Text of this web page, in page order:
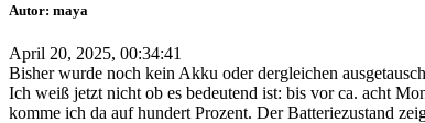
Autor: maya
April 20, 2025, 00:34:41
Bisher wurde noch kein Akku oder dergleichen
Ich weiß jetzt nicht ob es bedeutend ist: bis vor ca. acht
komme ich da auf hundert Prozent. Der Batteriezustand